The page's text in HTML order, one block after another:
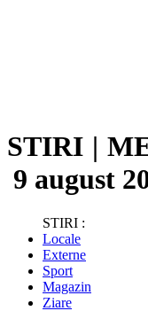
STIRI |
9 august
STIRI :
Locale
Externe
Sport
Magazin
Ziare